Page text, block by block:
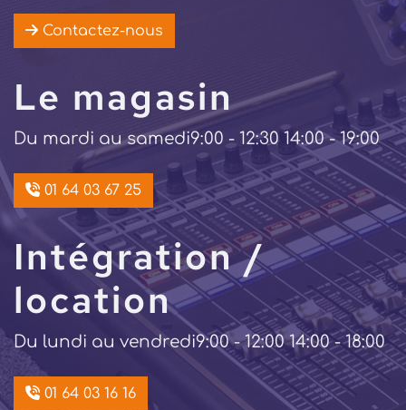
Contactez-nous
Le magasin
Du mardi au samedi9:00 - 12:30 14:00 - 19:00
01 64 03 67 25
Intégration /
location
Du lundi au vendredi9:00 - 12:00 14:00 - 18:00
01 64 03 16 16